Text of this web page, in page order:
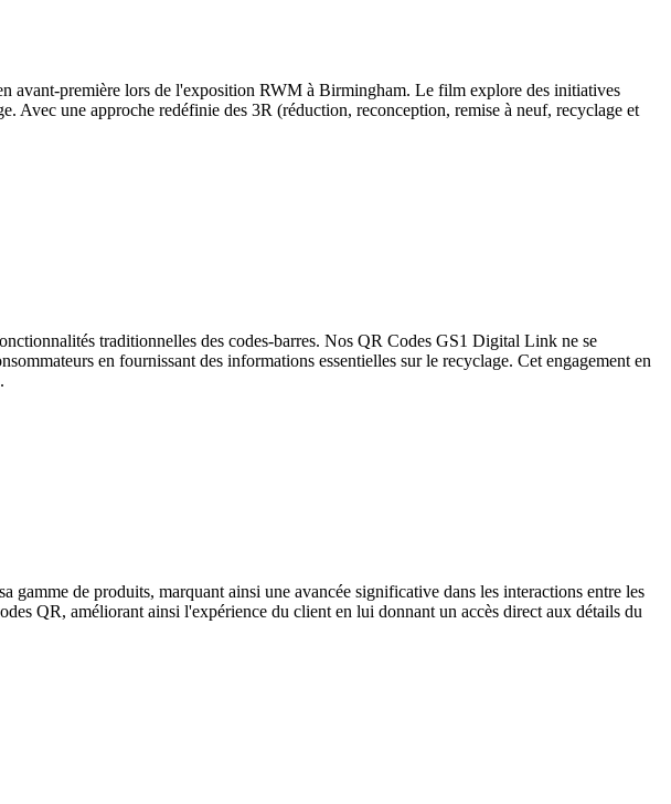
avant-première lors de l'exposition RWM à Birmingham. Le film explore des initiatives
Avec une approche redéfinie des 3R (réduction, reconception, remise à neuf, recyclage et
traditionnelles des codes-barres. Nos QR Codes GS1 Digital Link ne se
en fournissant des informations essentielles sur le recyclage. Cet engagement en
de produits, marquant ainsi une avancée significative dans les interactions entre les
QR, améliorant ainsi l'expérience du client en lui donnant un accès direct aux détails du